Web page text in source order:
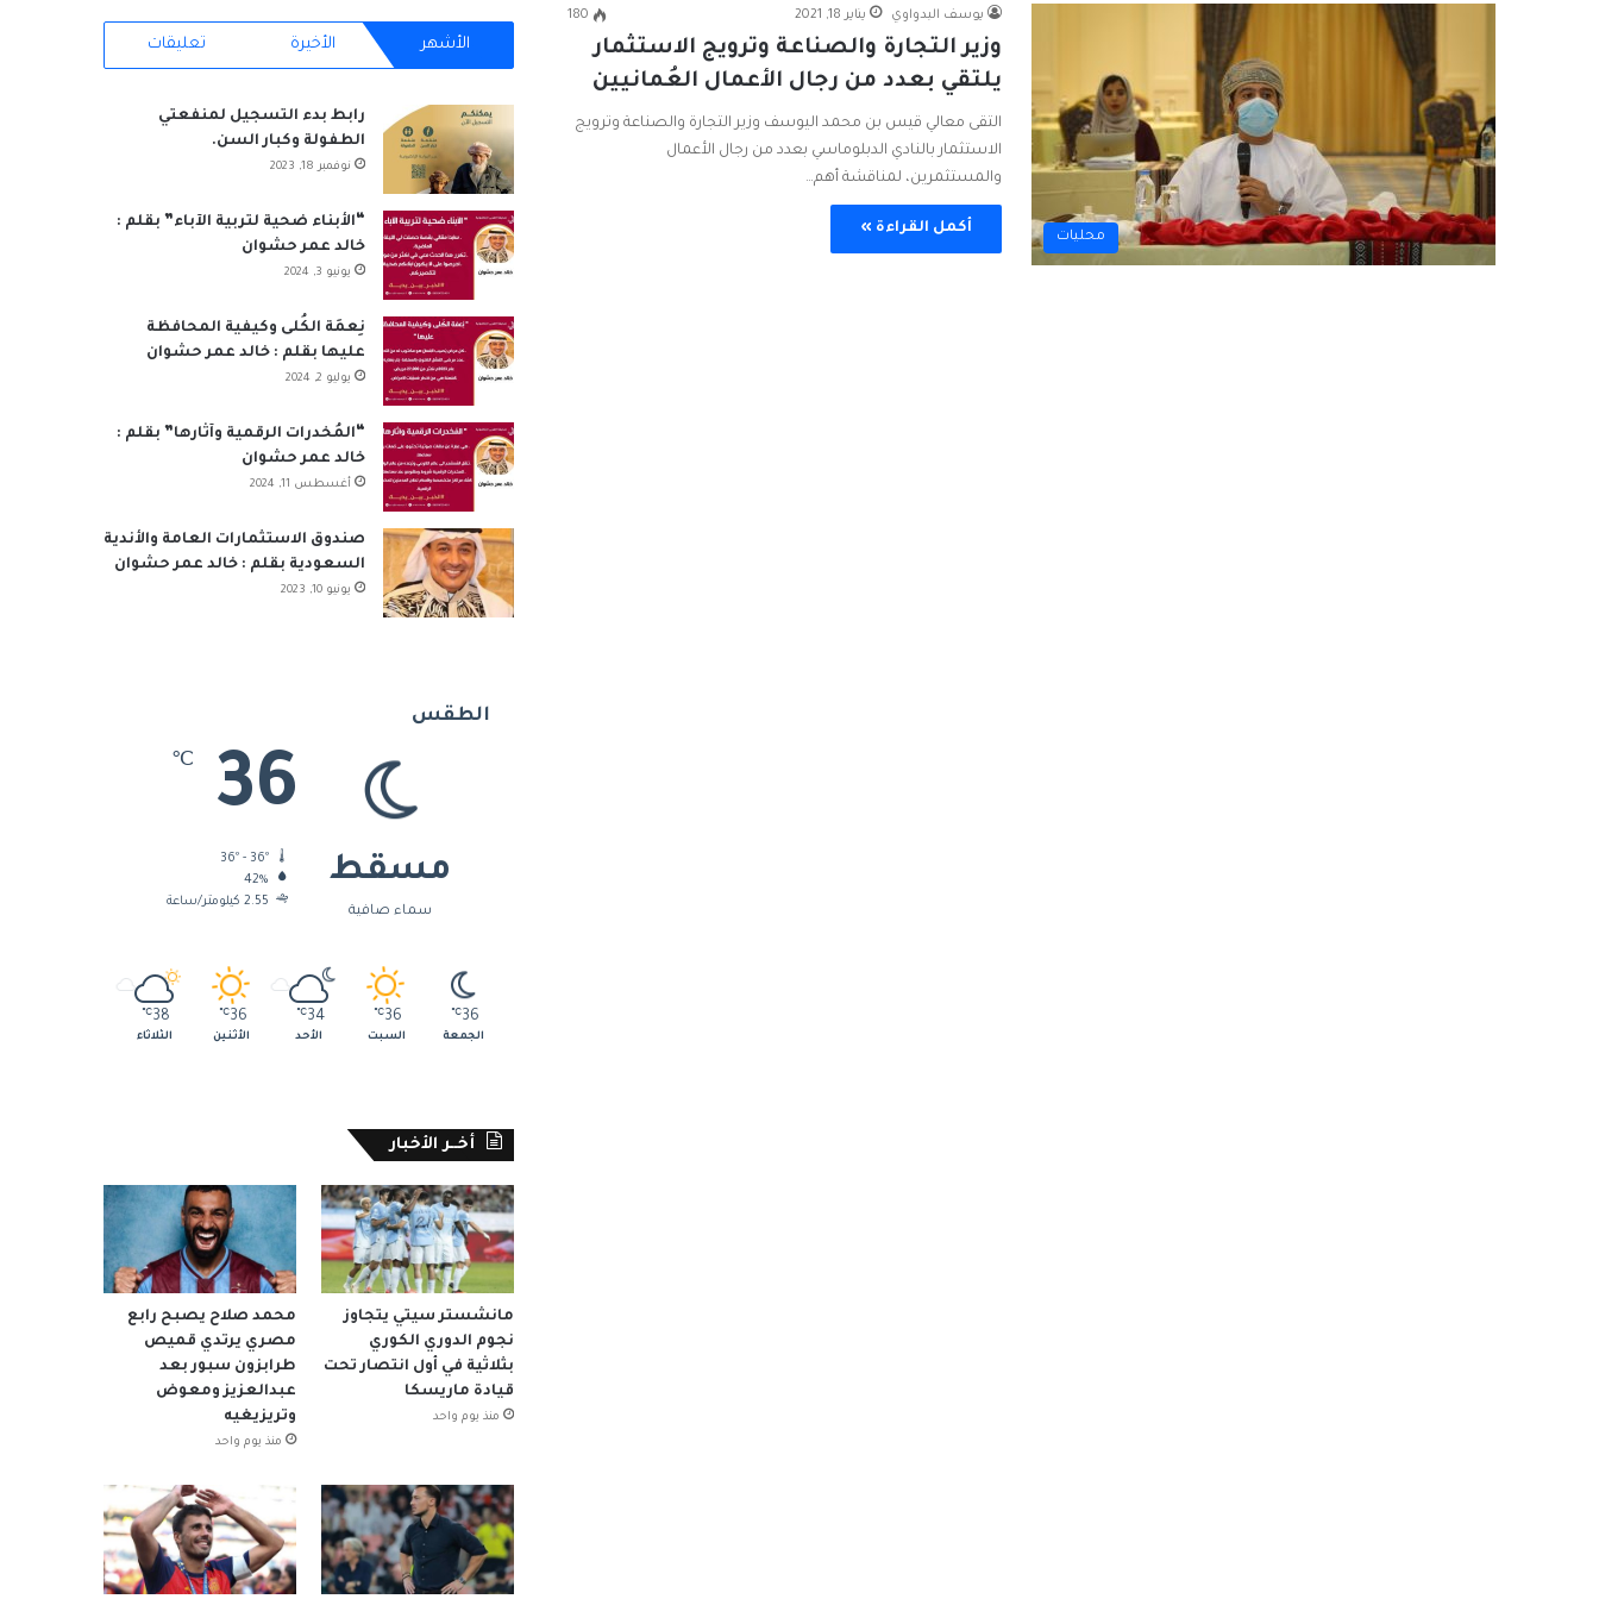
محليات
يوسف البدواوي يناير 18, 2021 180
وزير التجارة والصناعة وترويج الاستثمار
يلتقي بعدد من رجال الأعمال العُمانيين
التقى معالي قيس بن محمد اليوسف وزير التجارة والصناعة وترويج
الاستثمار بالنادي الدبلوماسي بعدد من رجال الأعمال
والمستثمرين، لمناقشة أهم…
أكمل القراءة »
س
و
ك
ن
د
إ
ن
o
T
u
b
e
س
ق
ا
ت
ا
خ
م
الأشهر الأخيرة تعليقات
رابط بدء التسجيل لمنفعتي
الطفولة وكبار السن.
نوفمبر 18, 2023
“الأبناء ضحية لتربية الآباء” بقلم :
خالد عمر حشوان
يونيو 3, 2024
نِعمَة الكُلى وكيفية المحافظة
عليها بقلم : خالد عمر حشوان
يوليو 2, 2024
“المُخدرات الرقمية وآثارها” بقلم :
خالد عمر حشوان
أغسطس 11, 2024
صندوق الاستثمارات العامة والأندية
السعودية بقلم : خالد عمر حشوان
يونيو 10, 2023
الطقس
مسقط
سماء صافية
36
℃
42%
2.55 كيلومتر/ساعة
36
℃
الجمعة
36
℃
السبت
34
℃
الأحد
36
℃
الأثنين
38
℃
الثلاثاء
أخــر الأخبار
مانشستر سيتي يتجاوز
نجوم الدوري الكوري
بثلاثية في أول انتصار تحت
قيادة ماريسكا
منذ يوم واحد
محمد صلاح يصبح رابع
مصري يرتدي قميص
طرابزون سبور بعد
عبدالعزيز ومعوض
وتريزيغيه
منذ يوم واحد